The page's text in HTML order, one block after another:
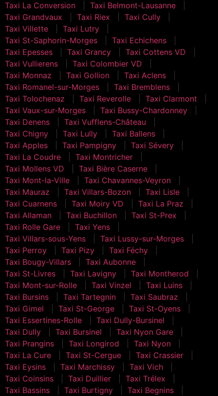
Taxi La Conversion
Taxi Belmont-Lausanne
Taxi Grandvaux
Taxi Riex
Taxi Cully
Taxi Villette
Taxi Lutry
Taxi St-Saphorin-Morges
Taxi Echichens
Taxi Epesses
Taxi Grancy
Taxi Cottens VD
Taxi Vullierens
Taxi Colombier VD
Taxi Monnaz
Taxi Gollion
Taxi Aclens
Taxi Romanel-sur-Morges
Taxi Bremblens
Taxi Tolochenaz
Taxi Reverolle
Taxi Clarmont
Taxi Vaux-sur-Morges
Taxi Bussy-Chardonney
Taxi Denens
Taxi Vufflens-Château
Taxi Chigny
Taxi Lully
Taxi Ballens
Taxi Apples
Taxi Pampigny
Taxi Sévery
Taxi La Coudre
Taxi Montricher
Taxi Mollens VD
Taxi Bière Caserne
Taxi Mont-la-Ville
Taxi Chavannes-Veyron
Taxi Mauraz
Taxi Villars-Bozon
Taxi Lisle
Taxi Cuarnens
Taxi Moiry VD
Taxi La Praz
Taxi Allaman
Taxi Buchillon
Taxi St-Prex
Taxi Rolle Gare
Taxi Yens
Taxi Villars-sous-Yens
Taxi Lussy-sur-Morges
Taxi Perroy
Taxi Pizy
Taxi Féchy
Taxi Bougy-Villars
Taxi Aubonne
Taxi St-Livres
Taxi Lavigny
Taxi Montherod
Taxi Mont-sur-Rolle
Taxi Vinzel
Taxi Luins
Taxi Bursins
Taxi Tartegnin
Taxi Saubraz
Taxi Gimel
Taxi St-George
Taxi St-Oyens
Taxi Essertines-Rolle
Taxi Dully-Bursinel
Taxi Dully
Taxi Bursinel
Taxi Nyon Gare
Taxi Prangins
Taxi Longirod
Taxi Nyon
Taxi La Cure
Taxi St-Cergue
Taxi Crassier
Taxi Eysins
Taxi Marchissy
Taxi Vich
Taxi Coinsins
Taxi Duillier
Taxi Trélex
Taxi Bassins
Taxi Burtigny
Taxi Begnins